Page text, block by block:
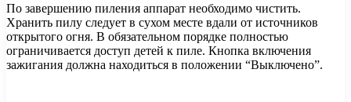
По завершению пиления аппарат необходимо чистить.
Хранить пилу следует в сухом месте вдали от источников
открытого огня. В обязательном порядке полностью
ограничивается доступ детей к пиле. Кнопка включения
зажигания должна находиться в положении “Выключено”.